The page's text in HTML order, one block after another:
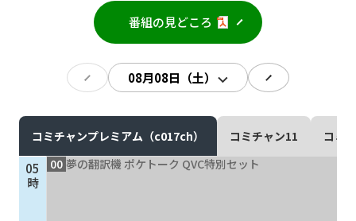
ご加入を検討中の方
現在ご利用中の方
番組の見どころ
コミチャンプレミアム（c017ch） コミチャン11 コミ
05
時
00 夢の翻訳機 ポケトーク QVC特別セット